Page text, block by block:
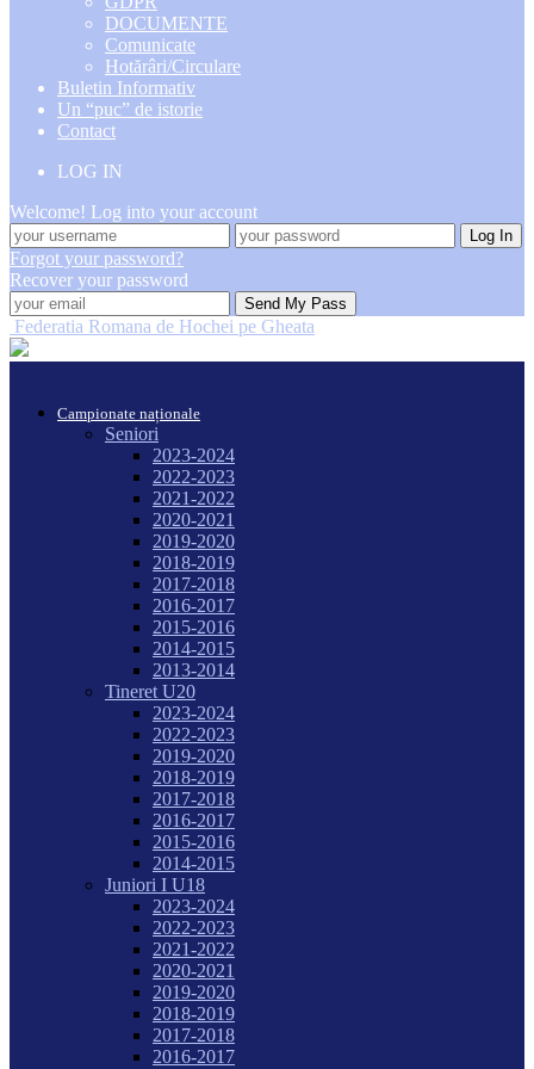
DOCUMENTE
Comunicate
Hotărâri/Circulare
Buletin Informativ
Un “puc” de istorie
Contact
LOG IN
Welcome! Log into your account
Forgot your password?
Recover your password
Federatia Romana de Hochei pe Gheata
Campionate naționale
Seniori
2023-2024
2022-2023
2021-2022
2020-2021
2019-2020
2018-2019
2017-2018
2016-2017
2015-2016
2014-2015
2013-2014
Tineret U20
2023-2024
2022-2023
2019-2020
2018-2019
2017-2018
2016-2017
2015-2016
2014-2015
Juniori I U18
2023-2024
2022-2023
2021-2022
2020-2021
2019-2020
2018-2019
2017-2018
2016-2017